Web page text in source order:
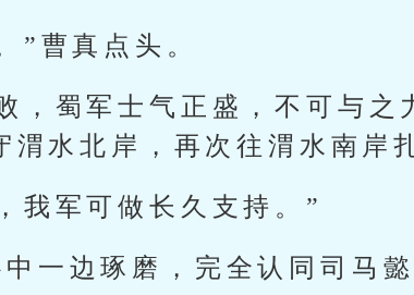
”曹真点头。
，蜀军士气正盛，不可与之
渭水北岸，再次往渭水南岸
我军可做长久支持。”
一边琢磨，完全认同司马懿